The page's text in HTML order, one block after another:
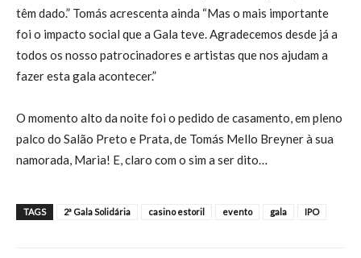
têm dado.” Tomás acrescenta ainda “Mas o mais importante
foi o impacto social que a Gala teve. Agradecemos desde já a
todos os nosso patrocinadores e artistas que nos ajudam a
fazer esta gala acontecer.”
O momento alto da noite foi o pedido de casamento, em pleno
palco do Salão Preto e Prata, de Tomás Mello Breyner à sua
namorada, Maria! E, claro com o sim a ser dito…
TAGS 2ª Gala Solidária casino estoril evento gala IPO